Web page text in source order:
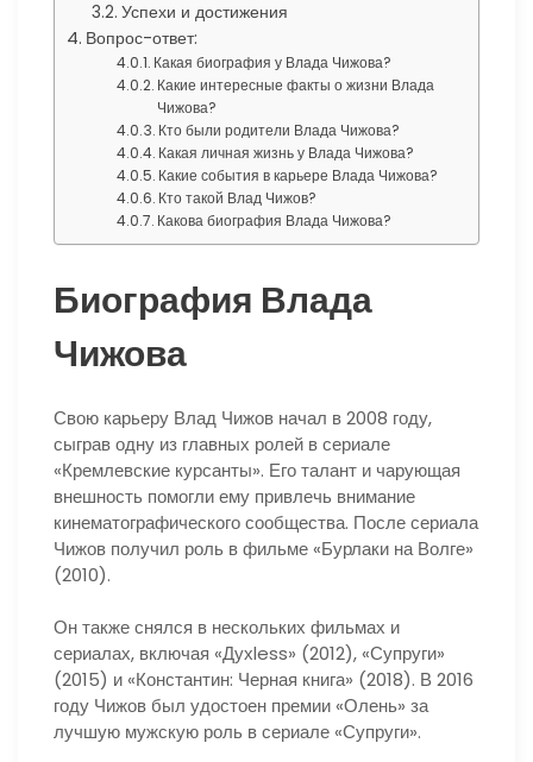
Успехи и достижения
Вопрос-ответ:
Какая биография у Влада Чижова?
Какие интересные факты о жизни Влада
Чижова?
Кто были родители Влада Чижова?
Какая личная жизнь у Влада Чижова?
Какие события в карьере Влада Чижова?
Кто такой Влад Чижов?
Какова биография Влада Чижова?
Биография Влада
Чижова
Свою карьеру Влад Чижов начал в 2008 году,
сыграв одну из главных ролей в сериале
«Кремлевские курсанты». Его талант и чарующая
внешность помогли ему привлечь внимание
кинематографического сообщества. После сериала
Чижов получил роль в фильме «Бурлаки на Волге»
(2010).
Он также снялся в нескольких фильмах и
сериалах, включая «Духless» (2012), «Супруги»
(2015) и «Константин: Черная книга» (2018). В 2016
году Чижов был удостоен премии «Олень» за
лучшую мужскую роль в сериале «Супруги».